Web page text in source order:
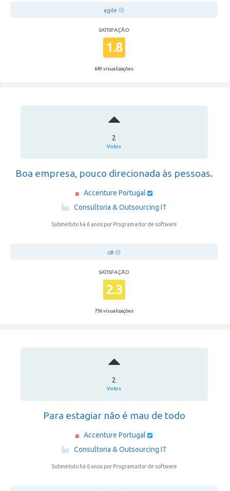
agile
SATISFAÇÃO
1.8
649 visualizações
2
Votos
Boa empresa, pouco direcionada às pessoas.
Accenture Portugal
·
Consultoria & Outsourcing IT
Submetido há 6 anos por Programador de software
c#
SATISFAÇÃO
2.3
756 visualizações
2
Votos
Para estagiar não é mau de todo
Accenture Portugal
·
Consultoria & Outsourcing IT
Submetido há 6 anos por Programador de software